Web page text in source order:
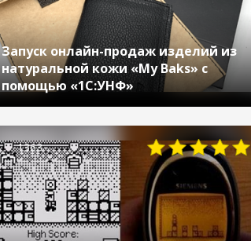
Запуск онлайн-продаж изделий из
натуральной кожи «My Baks» с
помощью «1С:УНФ»
1363